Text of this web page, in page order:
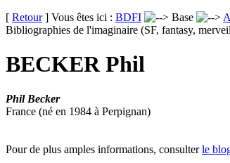
[ Retour] Vous êtes ici : BDFI Base
Bibliographies de l'imaginaire (SF, fantasy,
BECKER Phil
Phil Becker
France (né en 1984 à Perpignan)
Pour de plus amples informations, consulterle